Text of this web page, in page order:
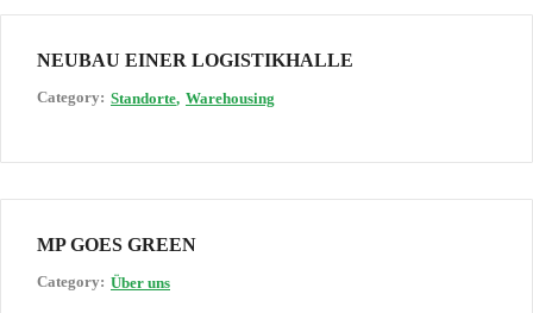
NEUBAU EINER LOGISTIKHALLE
Category: Standorte Warehousing
MP GOES GREEN
Category: Über uns